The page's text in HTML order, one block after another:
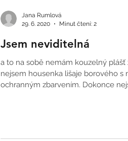
Jana Rumlová
29. 6. 2020
Minut čtení: 2
Jsem neviditelná
a to na sobě nemám kouzelný plášť
nejsem housenka lišaje borového s
ochranným zbarvením. Dokonce